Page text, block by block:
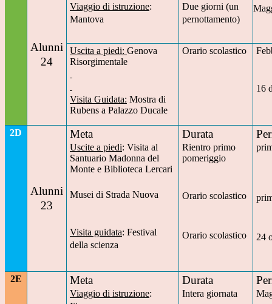
Alunni
24
Viaggio di istruzione:
Mantova
Due giorni (un
pernottamento)
Uscita a piedi: Genova
Risorgimentale
Visita Guidata: Mostra di
Rubens a Palazzo Ducale
Orario scolastico
16
2D
Alunni
23
Meta
Uscite a piedi: Visita al
Santuario Madonna del
Monte e Biblioteca Lercari
Musei di Strada Nuova
Visita guidata: Festival
della scienza
Durata
Rientro primo
pomeriggio
Orario scolastico
Orario scolastico 24
2E Meta
Viaggio di istruzione:
Durata
Intera giornata